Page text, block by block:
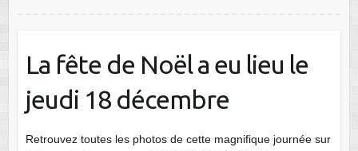
La fête de Noël a eu lieu le
jeudi 18 décembre
Retrouvez toutes les photos de cette magnifique journée sur